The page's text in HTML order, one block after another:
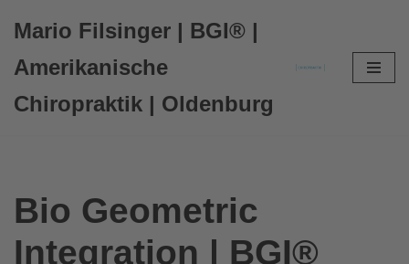
Inhalt
springen
Mario Filsinger | BGI® |
Amerikanische
Chiropraktik | Oldenburg
Bio Geometric
Integration | BGI®